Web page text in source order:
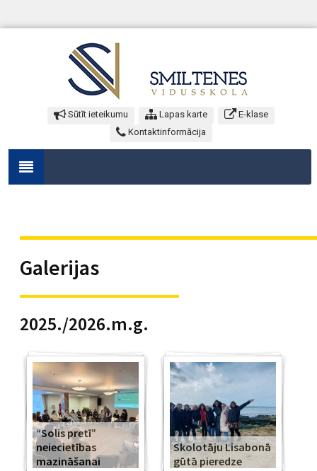
Sūtīt ieteikumu Lapas karte
E-klase
Kontaktinformācija
Galerijas
2025./2026.m.g.
“Solis pretī”
neiecietības
mazināšanai
Skolotāju Lisabonā
gūtā pieredze